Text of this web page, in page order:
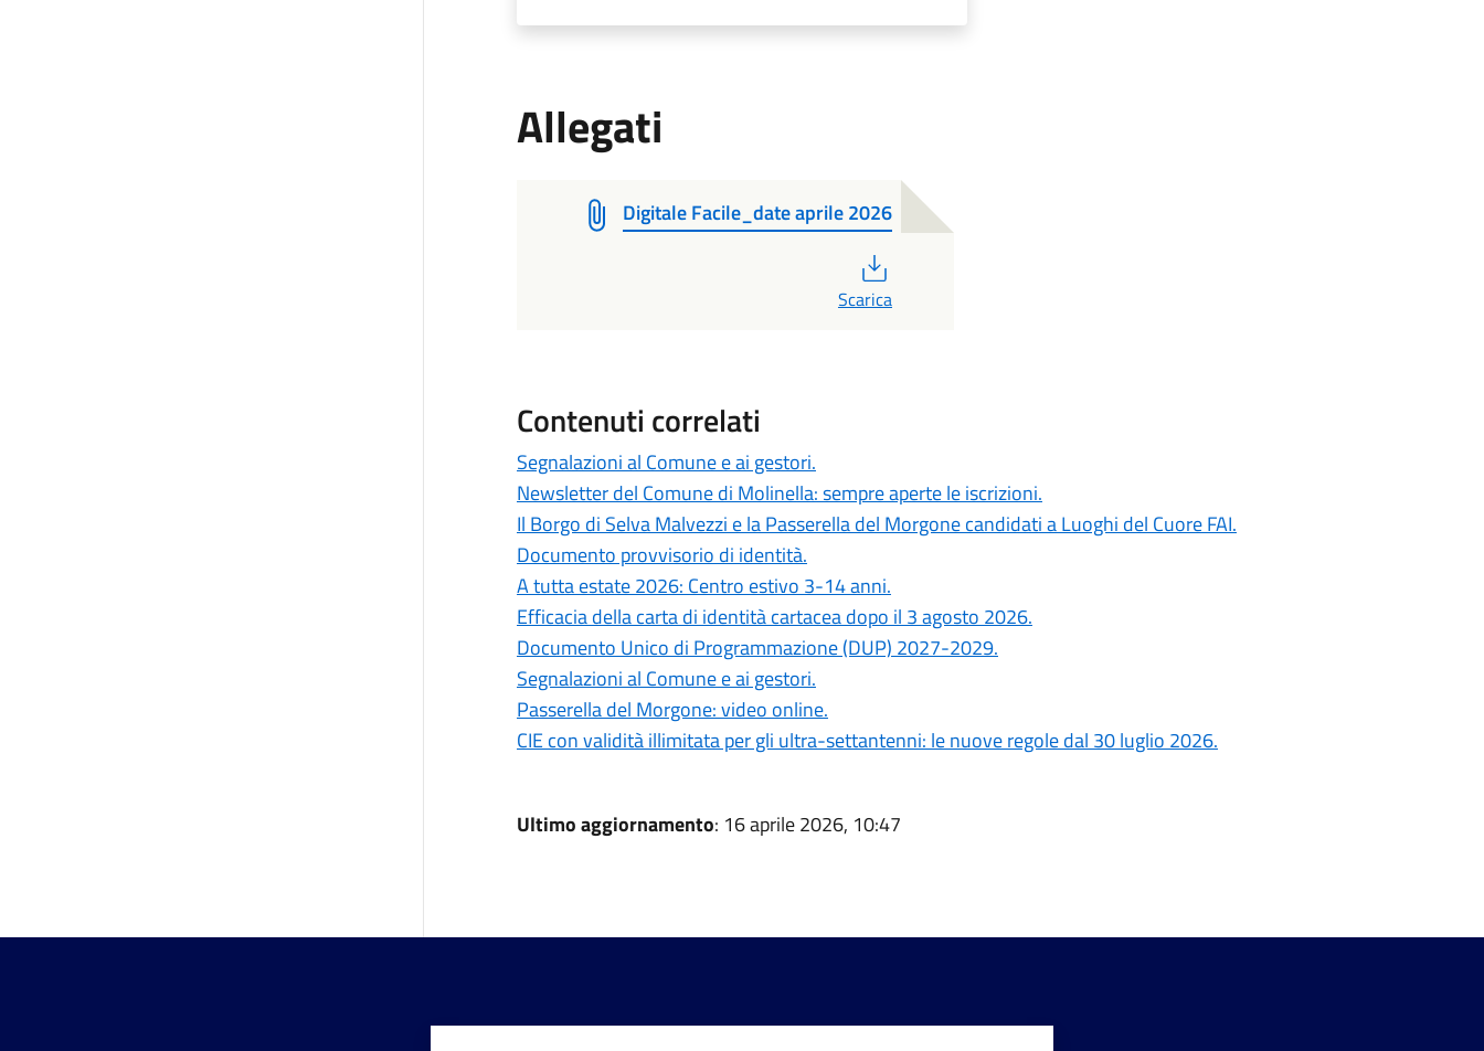
Allegati
Digitale Facile_date aprile 2026
Scarica
Contenuti correlati
Segnalazioni al Comune e ai gestori.
Newsletter del Comune di Molinella: sempre aperte le iscrizioni.
Il Borgo di Selva Malvezzi e la Passerella del Morgone candidati a Luoghi del Cuore FAI.
Documento provvisorio di identità.
A tutta estate 2026: Centro estivo 3-14 anni.
Efficacia della carta di identità cartacea dopo il 3 agosto 2026.
Documento Unico di Programmazione (DUP) 2027-2029.
Segnalazioni al Comune e ai gestori.
Passerella del Morgone: video online.
CIE con validità illimitata per gli ultra-settantenni: le nuove regole dal 30 luglio 2026.
Ultimo aggiornamento: 16 aprile 2026, 10:47